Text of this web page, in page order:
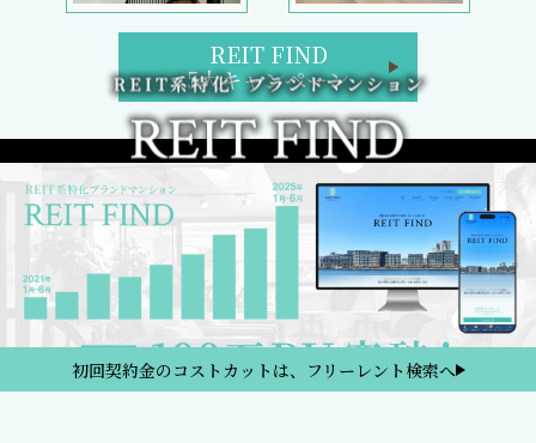
REIT FIND
5大キャンペーン
初回契約金のコストカットは、フリーレント検索へ